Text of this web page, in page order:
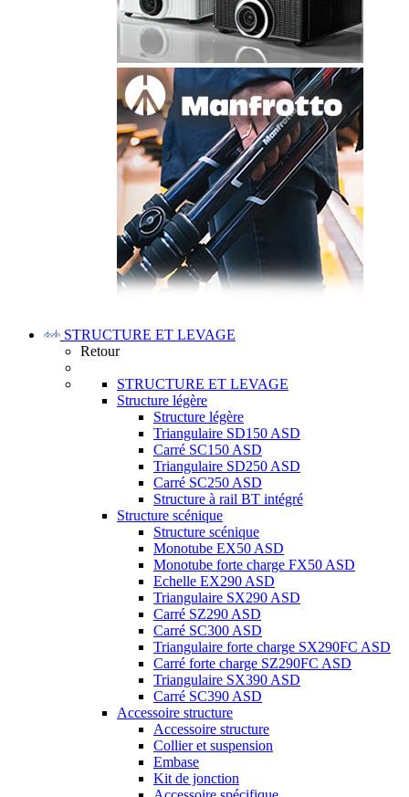
STRUCTURE ET LEVAGE
Retour
STRUCTURE ET LEVAGE
Structure légère
Structure légère
Triangulaire SD150 ASD
Carré SC150 ASD
Triangulaire SD250 ASD
Carré SC250 ASD
Structure à rail BT intégré
Structure scénique
Structure scénique
Monotube EX50 ASD
Monotube forte charge FX50 ASD
Echelle EX290 ASD
Triangulaire SX290 ASD
Carré SZ290 ASD
Carré SC300 ASD
Triangulaire forte charge SX290FC ASD
Carré forte charge SZ290FC ASD
Triangulaire SX390 ASD
Carré SC390 ASD
Accessoire structure
Accessoire structure
Collier et suspension
Embase
Kit de jonction